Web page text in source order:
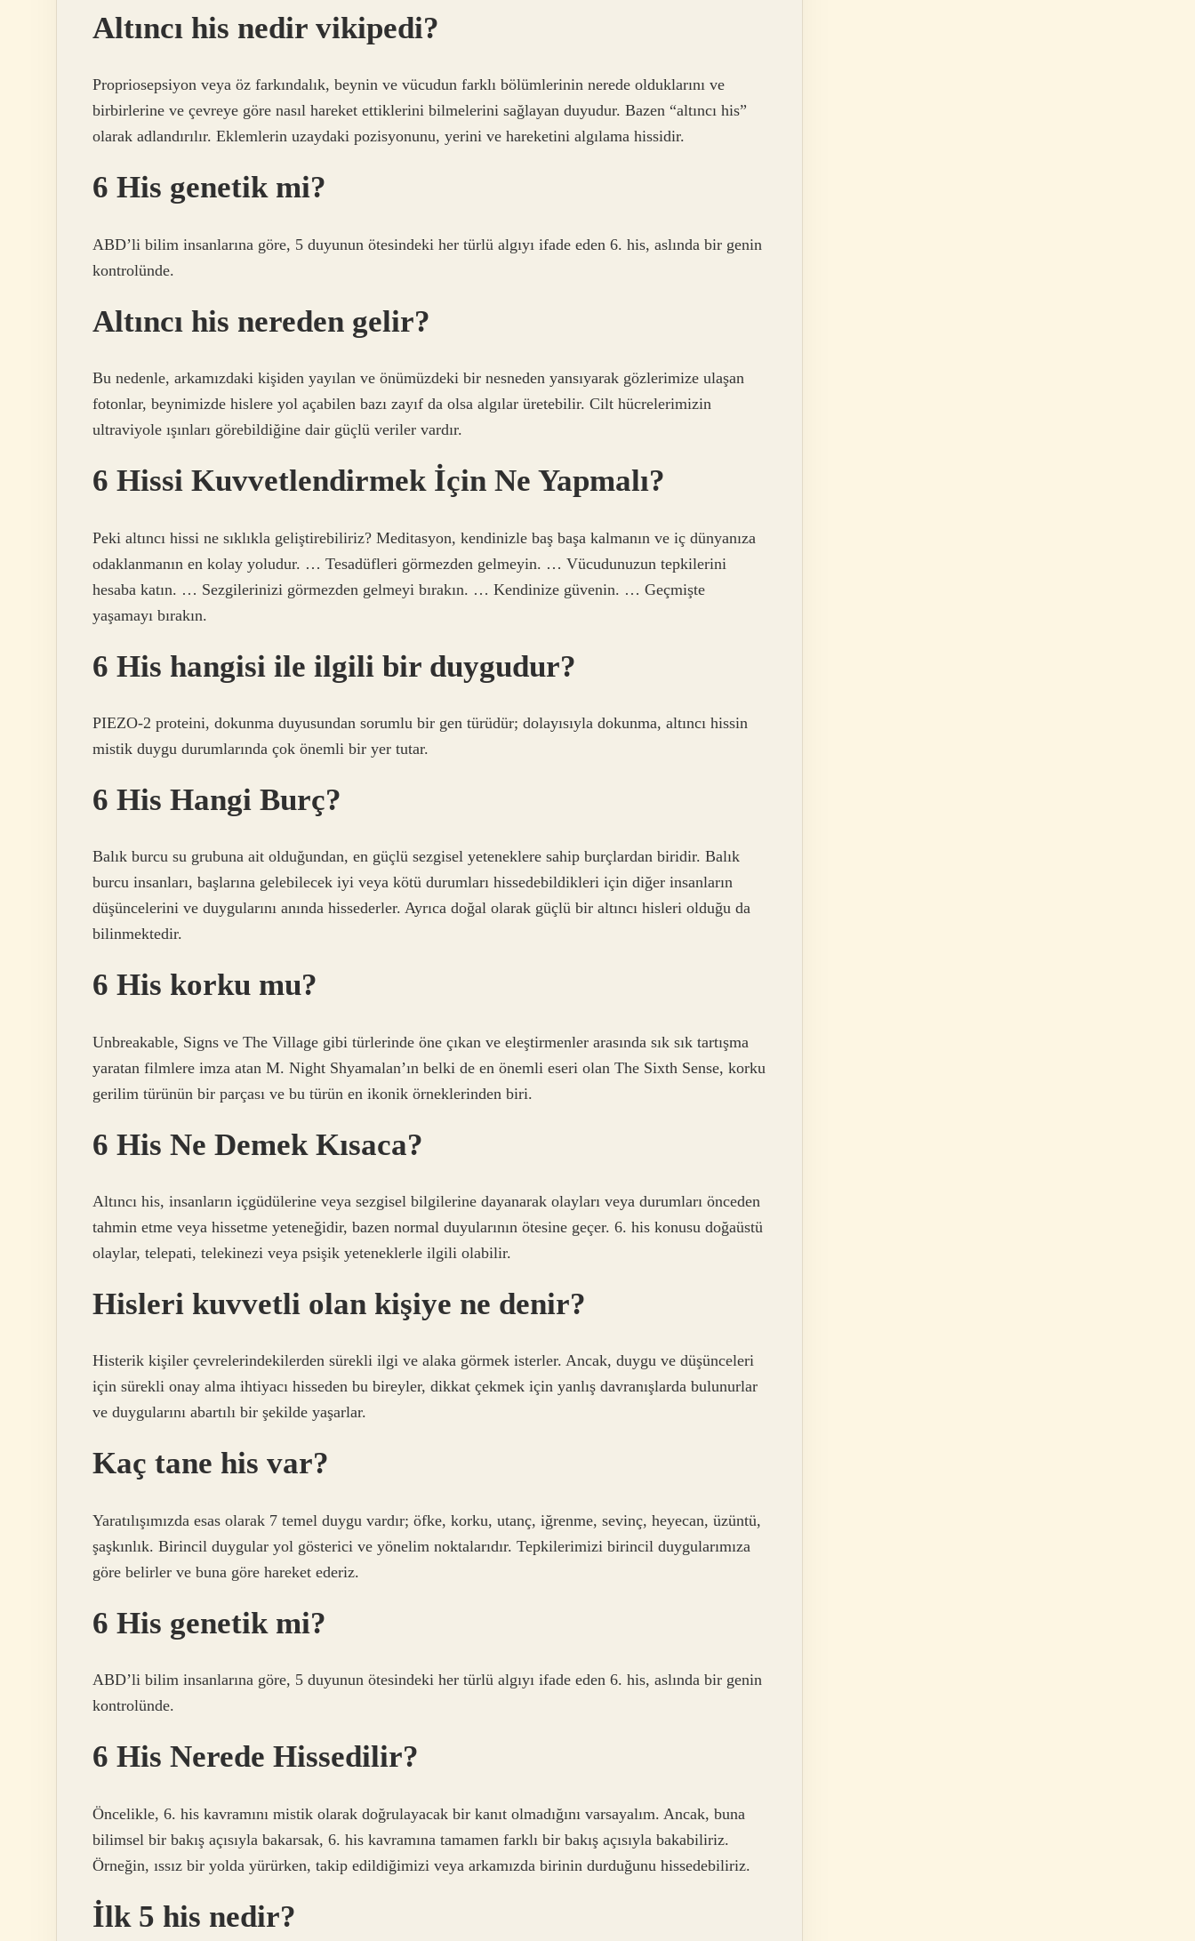
Altıncı his nedir vikipedi?
Propriosepsiyon veya öz farkındalık, beynin ve vücudun farklı bölümlerinin nerede olduklarını ve
birbirlerine ve çevreye göre nasıl hareket ettiklerini bilmelerini sağlayan duyudur. Bazen “altıncı his”
olarak adlandırılır. Eklemlerin uzaydaki pozisyonunu, yerini ve hareketini algılama hissidir.
6 His genetik mi?
ABD’li bilim insanlarına göre, 5 duyunun ötesindeki her türlü algıyı ifade eden 6. his, aslında bir genin
kontrolünde.
Altıncı his nereden gelir?
Bu nedenle, arkamızdaki kişiden yayılan ve önümüzdeki bir nesneden yansıyarak gözlerimize ulaşan
fotonlar, beynimizde hislere yol açabilen bazı zayıf da olsa algılar üretebilir. Cilt hücrelerimizin
ultraviyole ışınları görebildiğine dair güçlü veriler vardır.
6 Hissi Kuvvetlendirmek İçin Ne Yapmalı?
Peki altıncı hissi ne sıklıkla geliştirebiliriz? Meditasyon, kendinizle baş başa kalmanın ve iç dünyanıza
odaklanmanın en kolay yoludur. … Tesadüfleri görmezden gelmeyin. … Vücudunuzun tepkilerini
hesaba katın. … Sezgilerinizi görmezden gelmeyi bırakın. … Kendinize güvenin. … Geçmişte
yaşamayı bırakın.
6 His hangisi ile ilgili bir duygudur?
PIEZO-2 proteini, dokunma duyusundan sorumlu bir gen türüdür; dolayısıyla dokunma, altıncı hissin
mistik duygu durumlarında çok önemli bir yer tutar.
6 His Hangi Burç?
Balık burcu su grubuna ait olduğundan, en güçlü sezgisel yeteneklere sahip burçlardan biridir. Balık
burcu insanları, başlarına gelebilecek iyi veya kötü durumları hissedebildikleri için diğer insanların
düşüncelerini ve duygularını anında hissederler. Ayrıca doğal olarak güçlü bir altıncı hisleri olduğu da
bilinmektedir.
6 His korku mu?
Unbreakable, Signs ve The Village gibi türlerinde öne çıkan ve eleştirmenler arasında sık sık tartışma
yaratan filmlere imza atan M. Night Shyamalan’ın belki de en önemli eseri olan The Sixth Sense, korku
gerilim türünün bir parçası ve bu türün en ikonik örneklerinden biri.
6 His Ne Demek Kısaca?
Altıncı his, insanların içgüdülerine veya sezgisel bilgilerine dayanarak olayları veya durumları önceden
tahmin etme veya hissetme yeteneğidir, bazen normal duyularının ötesine geçer. 6. his konusu doğaüstü
olaylar, telepati, telekinezi veya psişik yeteneklerle ilgili olabilir.
Hisleri kuvvetli olan kişiye ne denir?
Histerik kişiler çevrelerindekilerden sürekli ilgi ve alaka görmek isterler. Ancak, duygu ve düşünceleri
için sürekli onay alma ihtiyacı hisseden bu bireyler, dikkat çekmek için yanlış davranışlarda bulunurlar
ve duygularını abartılı bir şekilde yaşarlar.
Kaç tane his var?
Yaratılışımızda esas olarak 7 temel duygu vardır; öfke, korku, utanç, iğrenme, sevinç, heyecan, üzüntü,
şaşkınlık. Birincil duygular yol gösterici ve yönelim noktalarıdır. Tepkilerimizi birincil duygularımıza
göre belirler ve buna göre hareket ederiz.
6 His genetik mi?
ABD’li bilim insanlarına göre, 5 duyunun ötesindeki her türlü algıyı ifade eden 6. his, aslında bir genin
kontrolünde.
6 His Nerede Hissedilir?
Öncelikle, 6. his kavramını mistik olarak doğrulayacak bir kanıt olmadığını varsayalım. Ancak, buna
bilimsel bir bakış açısıyla bakarsak, 6. his kavramına tamamen farklı bir bakış açısıyla bakabiliriz.
Örneğin, ıssız bir yolda yürürken, takip edildiğimizi veya arkamızda birinin durduğunu hissedebiliriz.
İlk 5 his nedir?